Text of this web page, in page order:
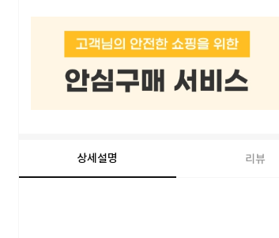
상세설명 리뷰